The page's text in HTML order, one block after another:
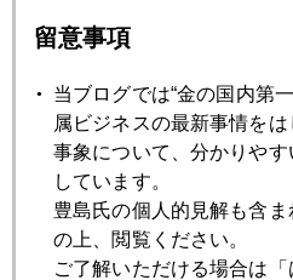
ＡＩ売買のビットコイン、２０
2019年06月26日
「元気をもらう」の違和感
2019年06月25日
金急騰止まらず、ビットコイ
留意事項
当ブログでは“金の国内第
属ビジネスの最新事情を
事象について、分かりや
しています。
豊島氏の個人的見解も含
の上、閲覧ください。
ご了解いただける場合は